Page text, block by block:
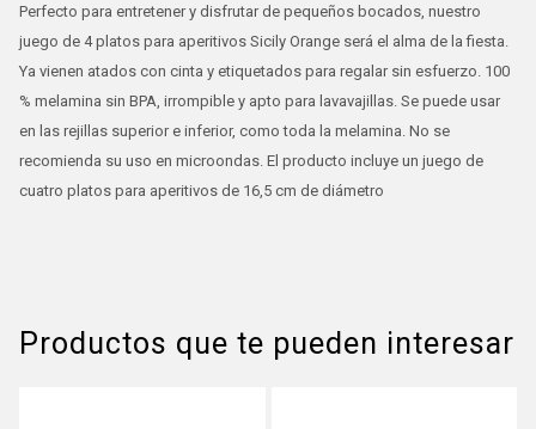
Perfecto para entretener y disfrutar de pequeños bocados, nuestro
juego de 4 platos para aperitivos Sicily Orange será el alma de la fiesta.
Ya vienen atados con cinta y etiquetados para regalar sin esfuerzo. 100
% melamina sin BPA, irrompible y apto para lavavajillas. Se puede usar
en las rejillas superior e inferior, como toda la melamina. No se
recomienda su uso en microondas. El producto incluye un juego de
cuatro platos para aperitivos de 16,5 cm de diámetro
Productos que te pueden interesar